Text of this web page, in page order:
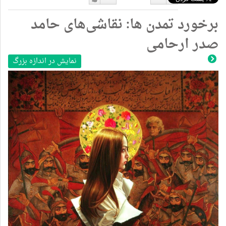
دوست
دارم
دوست
نداشتن
برخورد تمدن ها: نقاشی‌های حامد
صدر ارحامی
نمایش در اندازه بزرگ